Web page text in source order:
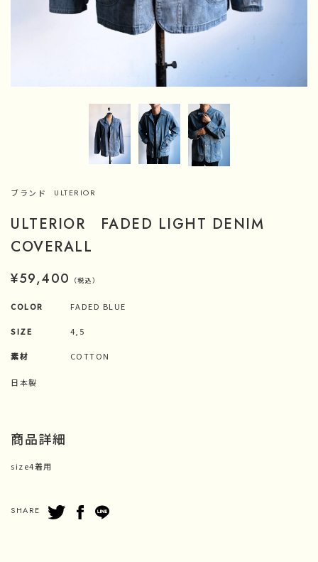
ブランド ULTERIOR
ULTERIOR FADED LIGHT DENIM
COVERALL
¥59,400 （税込）
COLOR FADED BLUE
SIZE 4,5
素材 COTTON
日本製
商品詳細
size4着用
SHARE